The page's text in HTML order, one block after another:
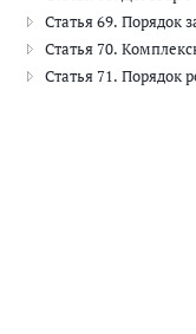
Статья 69. Порядок
Статья 70.
Статья 71. Порядок